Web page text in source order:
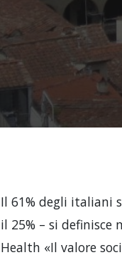
Il 61% degli italiani
il 25% – si
Health «Il valore